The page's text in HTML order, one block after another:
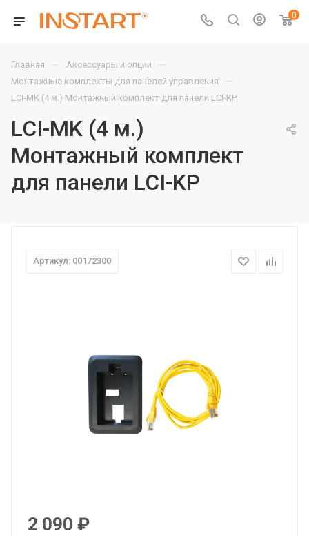
0
Главная — Аксессуары и опции —
Монтажные комплекты для панелей управления —
LCI-MK (4 м.) Монтажный комплект для панели LCI-KP
LCI-MK (4 м.)
Монтажный комплект
для панели LCI-KP
Артикул: 00172300
2 090 ₽